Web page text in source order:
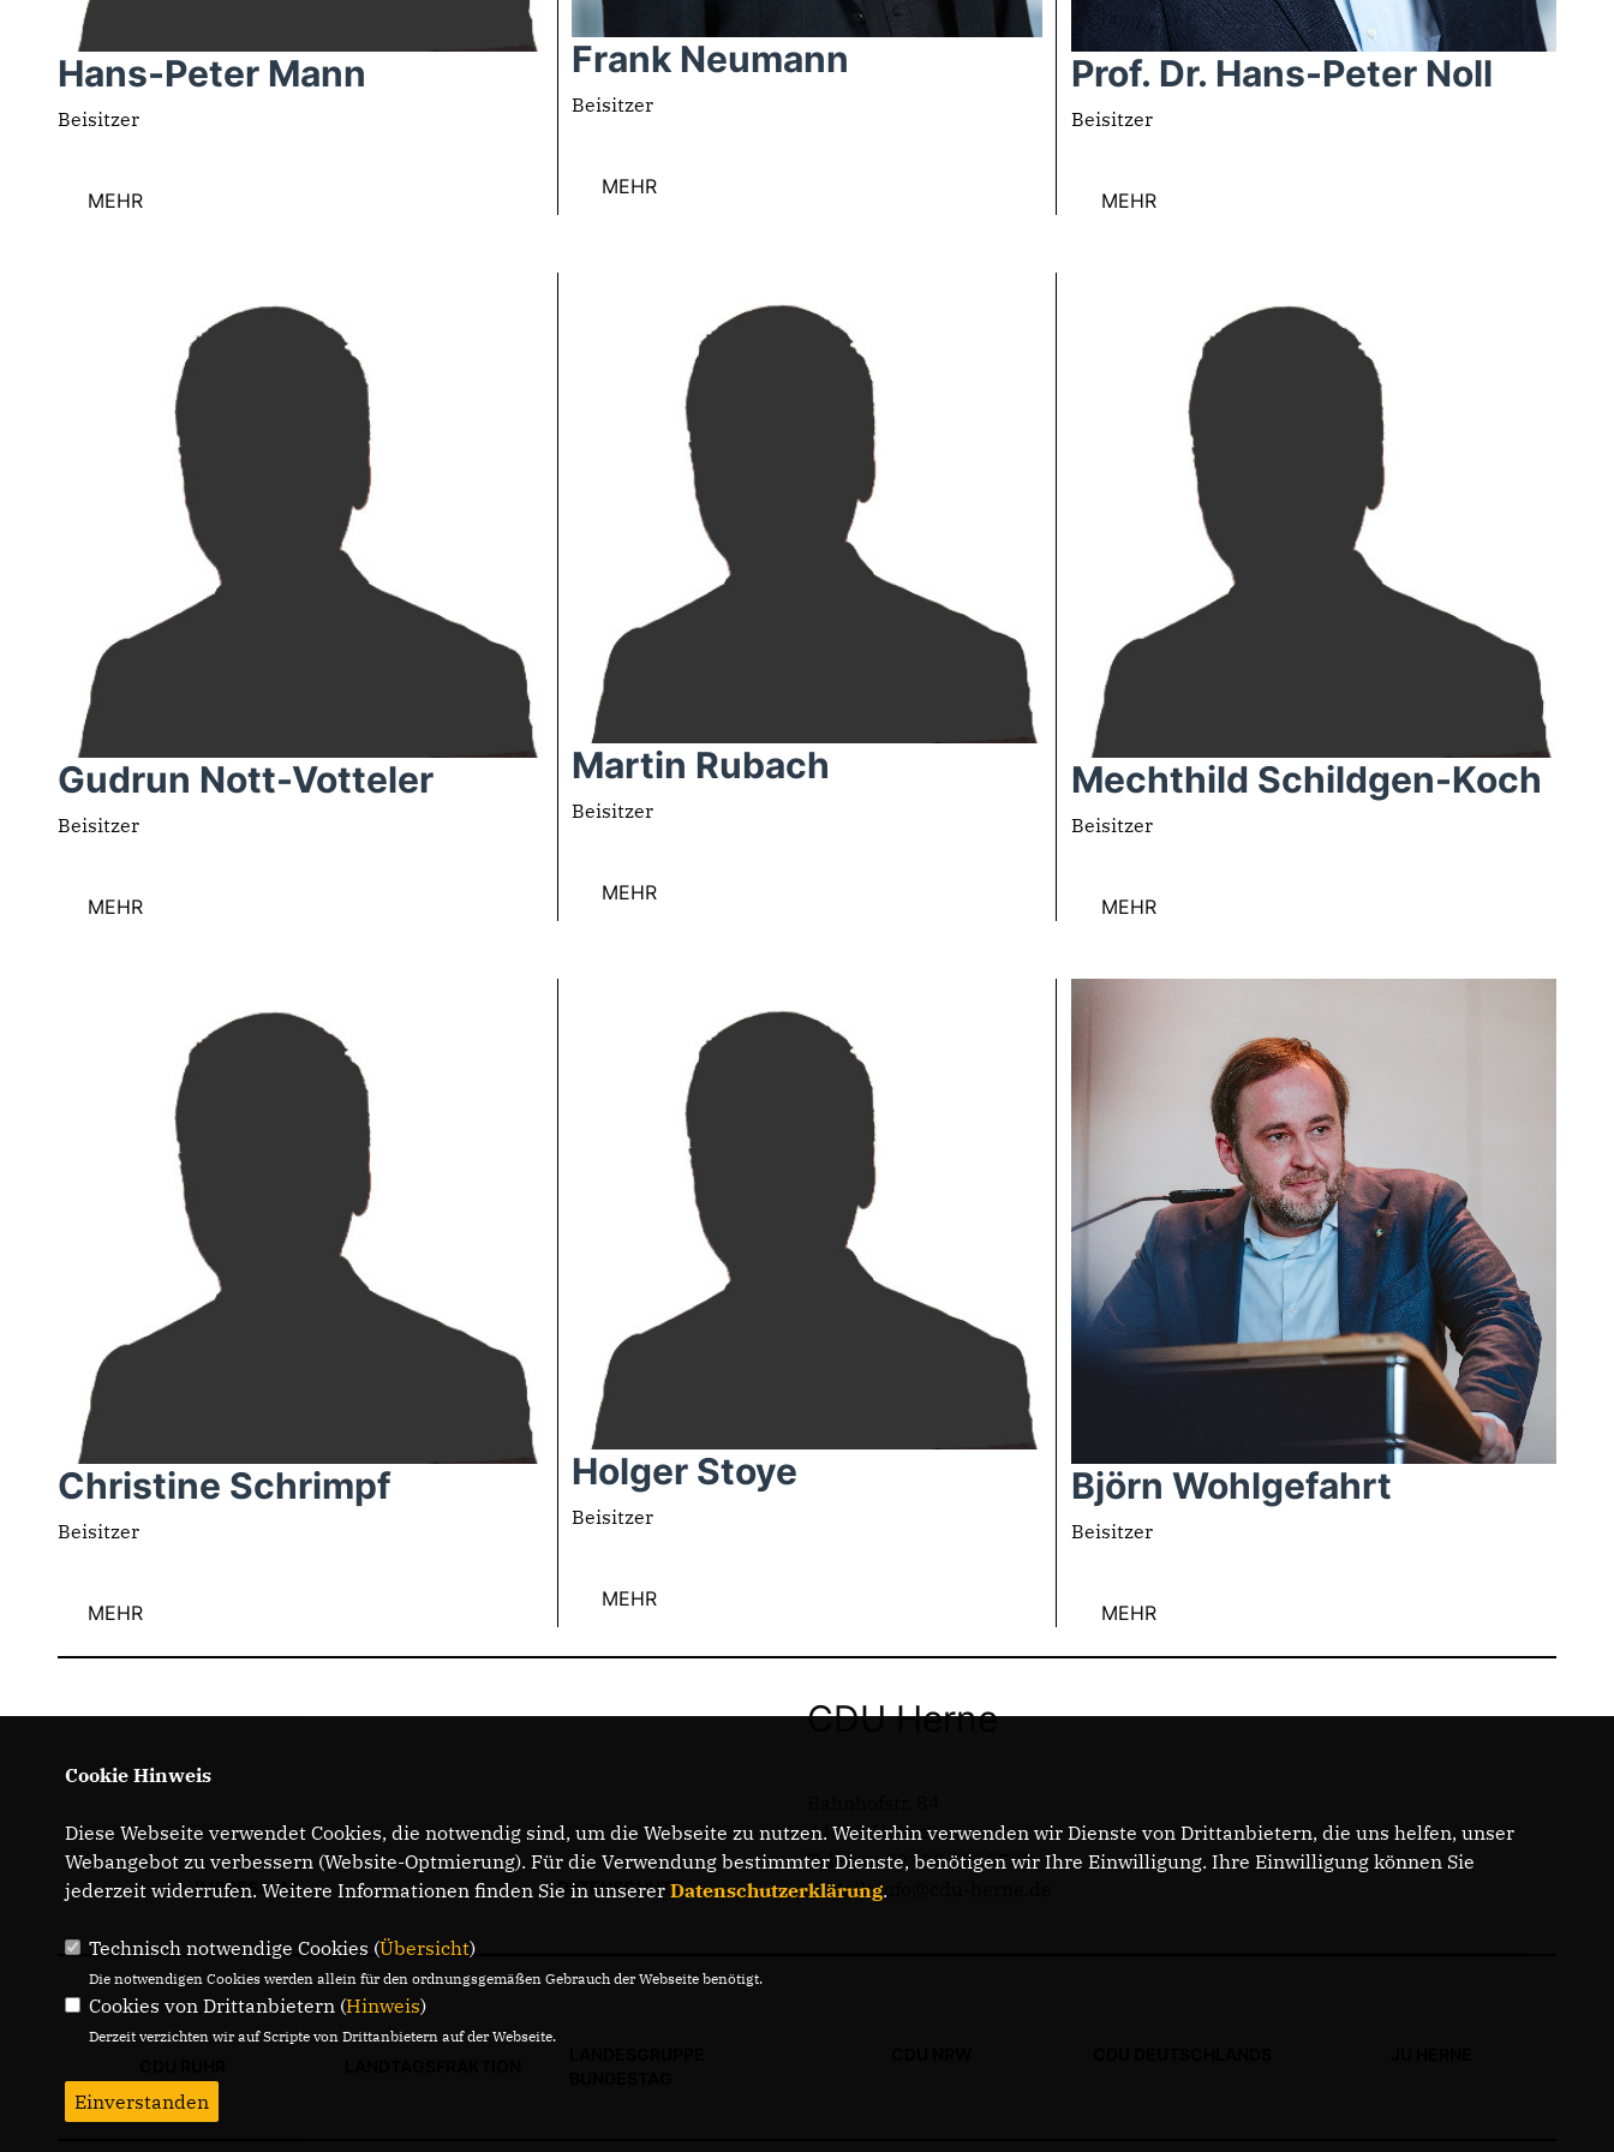
Hans-Peter Mann
Beisitzer
MEHR
Frank Neumann
Beisitzer
MEHR
Prof. Dr. Hans-Peter Noll
Beisitzer
MEHR
Gudrun Nott-Votteler
Beisitzer
MEHR
Martin Rubach
Beisitzer
MEHR
Mechthild Schildgen-Koch
Beisitzer
MEHR
Christine Schrimpf
Beisitzer
MEHR
Holger Stoye
Beisitzer
MEHR
Björn Wohlgefahrt
Beisitzer
MEHR
IMPRESSUM DATENSCHUTZ
CDU Herne
44623 Herne
Telefon: 02323 2043737
E-Mail: info@cdu-herne.de
Cookie Hinweis
Diese Webseite verwendet Cookies, die notwendig sind, um die Webseite zu nutzen. Weiterhin verwenden wir Dienste von Drittanbietern, die uns helfen, unser
Webangebot zu verbessern (Website-Optmierung). Für die Verwendung bestimmter Dienste, benötigen wir Ihre Einwilligung. Ihre Einwilligung können Sie
jederzeit widerrufen. Weitere Informationen finden Sie in unserer Datenschutzerklärung.
Technisch notwendige Cookies (Übersicht)
Die notwendigen Cookies werden allein für den ordnungsgemäßen Gebrauch der Webseite benötigt.
Cookies von Drittanbietern (Hinweis)
Derzeit verzichten wir auf Scripte von Drittanbietern auf der Webseite.
Einverstanden